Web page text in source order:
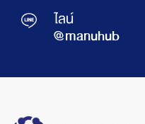
ไลน์
@manuhub